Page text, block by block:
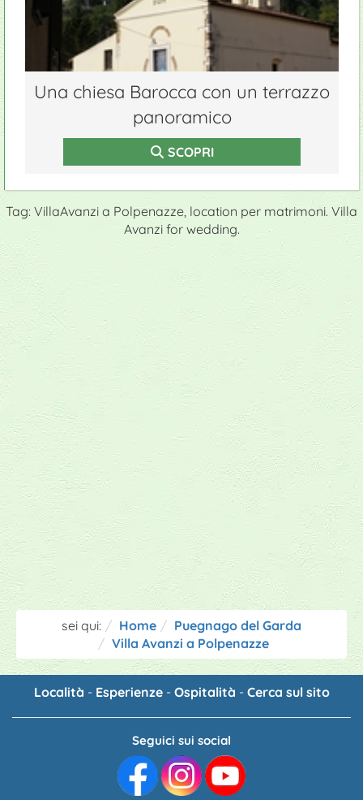
Una chiesa Barocca con un terrazzo
panoramico
SCOPRI
Tag: VillaAvanzi a Polpenazze, location per matrimoni. Villa
Avanzi for wedding.
sei qui: Home
Puegnago del Garda
Villa Avanzi a Polpenazze
Località - Esperienze- Ospitalità - Cerca sul sito
Seguici sui social